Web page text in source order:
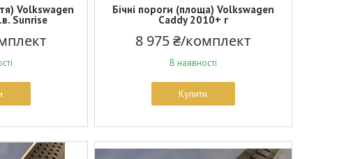
Volkswagen
Sunrise
Бічні пороги (площа) Volkswagen
Caddy 2010+ г
8 975 ₴/комплект
В наявності
Купити